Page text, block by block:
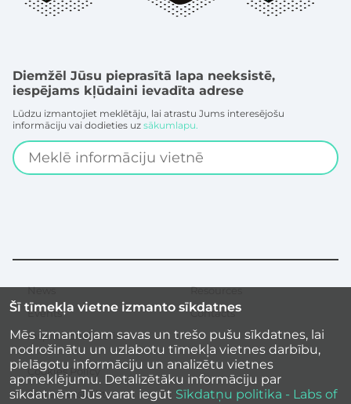
Diemžēl Jūsu pieprasītā lapa neeksistē,
iespējams kļūdaini ievadīta adrese
Lūdzu izmantojiet meklētāju, lai atrastu Jums interesējošu
informāciju vai dodieties uz sākumlapu.
Search
Šī tīmekļa vietne izmanto sīkdatnes
Mēs izmantojam savas un trešo pušu sīkdatnes, lai
nodrošinātu un uzlabotu tīmekļa vietnes darbību,
pielāgotu informāciju un analizētu vietnes
apmeklējumu. Detalizētāku informāciju par
sīkdatnēm Jūs varat iegūt Sīkdatņu politika - Labs of
Secondary
menu
News
Events
Inspirational stories
Resources
Contacts
Cookies Policy
Site accessibility